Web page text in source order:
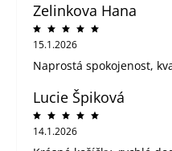
Zelinkova Hana
15.1.2026
Naprostá spokojenost,
Lucie Špiková
14.1.2026